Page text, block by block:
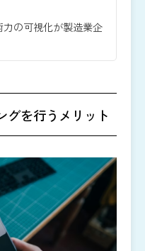
の可視化が製造業企
グを行うメリット